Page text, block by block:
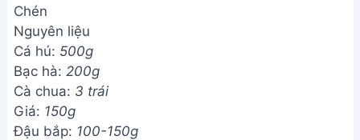
Chén
Nguyên liệu
Cá hú: 500g
Bạc hà: 200g
Cà chua: 3 trái
Giá: 150g
Đậu bắp: 100-150g